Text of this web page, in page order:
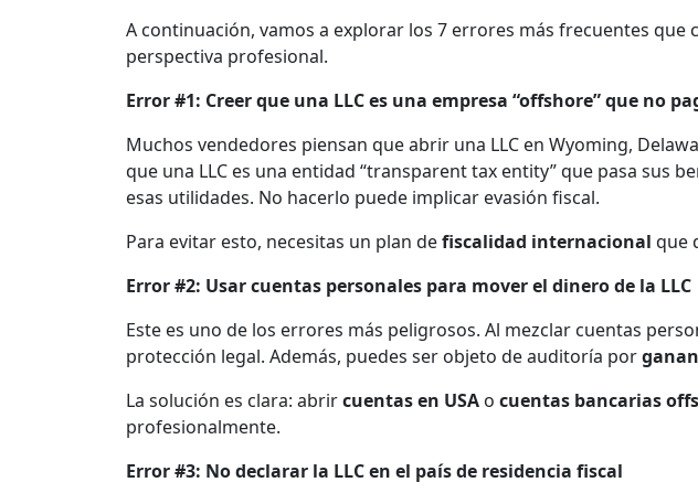
A continuación, vamos a explorar los 7 errores más frecuentes que
perspectiva profesional.
Error #1: Creer que una LLC es una empresa “offshore” que no
Muchos vendedores piensan que abrir una LLC en Wyoming,
que una LLC es una entidad “transparent tax entity” que pasa sus
esas utilidades. No hacerlo puede implicar evasión fiscal.
Para evitar esto, necesitas un plan defiscalidad internacional que
Error #2: Usar cuentas personales para mover el dinero de la LLC
Este es uno de los errores más peligrosos. Al mezclar cuentas
protección legal. Además, puedes ser objeto de auditoría por
La solución es clara: abrircuentas en USA o cuentas bancarias
profesionalmente.
Error #3: No declarar la LLC en el país de residencia fiscal